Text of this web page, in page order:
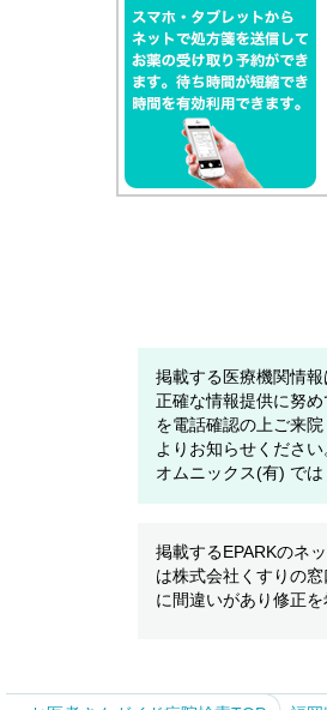
掲載する医療機関情
正確な情報提供に努
を電話確認の上ご来
よりお知らせください
オムニックス(有) では
掲載するEPARKのネ
は株式会社くすりの
に間違いがあり修正を